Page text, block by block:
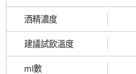
酒精濃度
建議試飲溫度
ml數